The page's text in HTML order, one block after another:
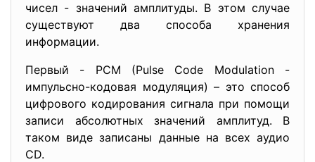
чисел - значений амплитуды. В этом случае
существуют два способа хранения
информации.
Первый - PCM (Pulse Code Modulation -
импульсно-кодовая модуляция) – это способ
цифрового кодирования сигнала при помощи
записи абсолютных значений амплитуд. В
таком виде записаны данные на всех аудио
CD.